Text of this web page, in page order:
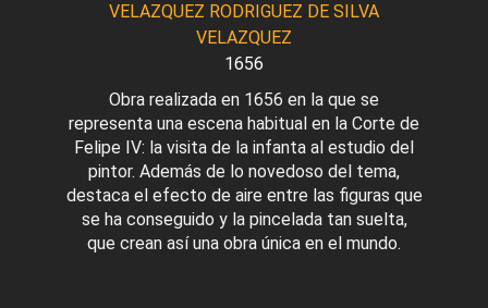
VELAZQUEZ RODRIGUEZ DE SILVA
VELAZQUEZ
1656
Obra realizada en 1656 en la que se
representa una escena habitual en la Corte de
Felipe IV: la visita de la infanta al estudio del
pintor. Además de lo novedoso del tema,
destaca el efecto de aire entre las figuras que
se ha conseguido y la pincelada tan suelta,
que crean así una obra única en el mundo.